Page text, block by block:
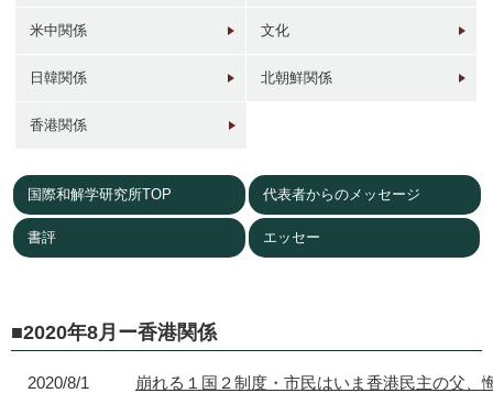
2017年
東京 日本橋
1930年代 現在
台北 衡陽路
1940年代初
米中関係 文化
日韓関係 北朝鮮関係
香港関係
国際和解学研究所TOP 代表者からのメッセージ
書評 エッセー
2020年8月ー香港関係
2020/8/1
崩れる１国２制度・市民はいま香港民主の父